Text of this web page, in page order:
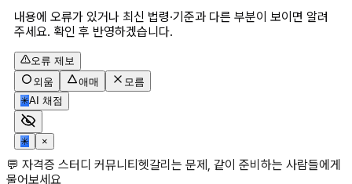
내용에 오류가 있거나 최신 법령·기준과 다른 부분이 보이면 알려
주세요. 확인 후 반영하겠습니다.
오류 제보
외움
애매
모름
✳AI 채점
✳ ×
💬 자격증 스터디 커뮤니티헷갈리는 문제, 같이 준비하는 사람들에게
물어보세요